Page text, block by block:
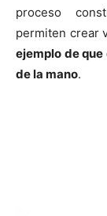
proceso
permiten crear
ejemplo de
de la mano.